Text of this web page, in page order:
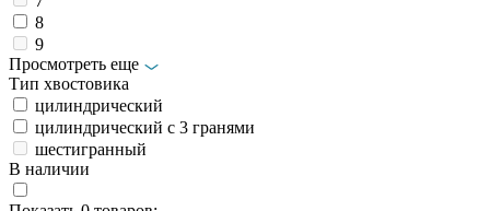
8
9
Просмотреть еще
Тип хвостовика
цилиндрический
цилиндрический с 3 гранями
шестигранный
В наличии